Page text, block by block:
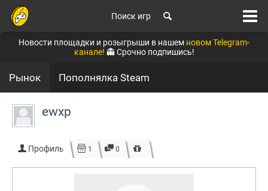
Поиск игр
Новости площадки и розыгрыши в нашем новом Telegram-
канале! 👻 Срочно подпишись!
Рынок Пополнялка Steam
ewxp
Профиль 1 0